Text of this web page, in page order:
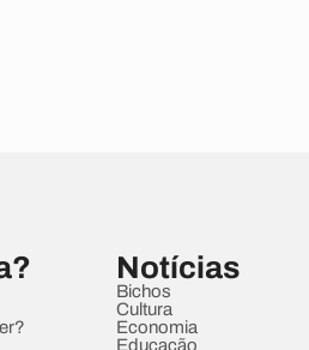
Notícias
Bichos
Cultura
Economia
Educação